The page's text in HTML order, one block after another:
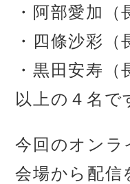
・阿部愛加（
・四條沙彩（
・黒田安寿（
以上の４名で
今回のオンラ
会場から配信